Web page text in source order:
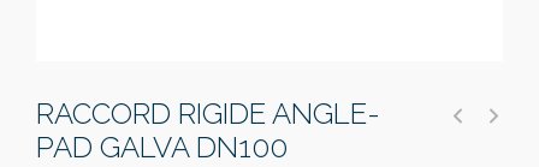
RACCORD RIGIDE ANGLE-
PAD GALVA DN100